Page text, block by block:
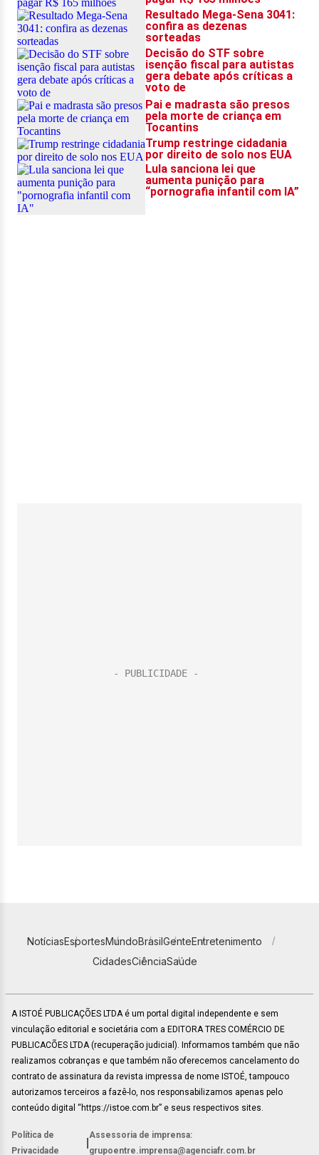
NotíciasEsportesMundoBrasilGenteEntretenimento
CidadesCiênciaSaúde
A ISTOÉ PUBLICAÇÕES LTDA é um portal digital independente e sem
vinculação editorial e societária com a EDITORA TRES COMÉRCIO DE
PUBLICACÕES LTDA (recuperação judicial). Informamos também que não
realizamos cobranças e que também não oferecemos cancelamento do
contrato de assinatura da revista impressa de nome ISTOÉ, tampouco
autorizamos terceiros a fazê-lo, nos responsabilizamos apenas pelo
conteúdo digital “https://istoe.com.br” e seus respectivos sites.
Política de
Privacidade
Assessoria de imprensa:
grupoentre.imprensa@agenciafr.com.br